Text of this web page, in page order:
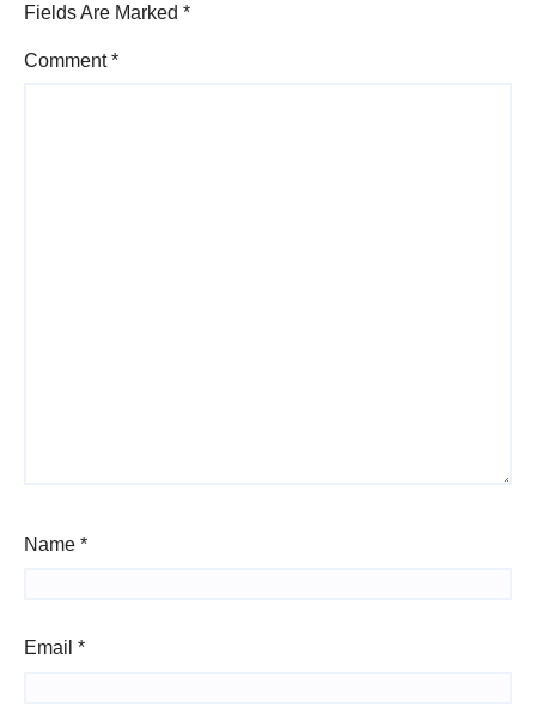
Fields Are Marked *
Comment*
Name *
Email *